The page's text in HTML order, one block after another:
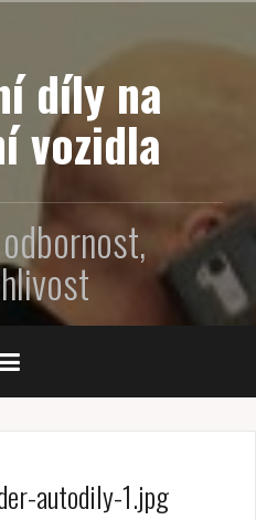
díly na
vozidla
autodily-1.jpg